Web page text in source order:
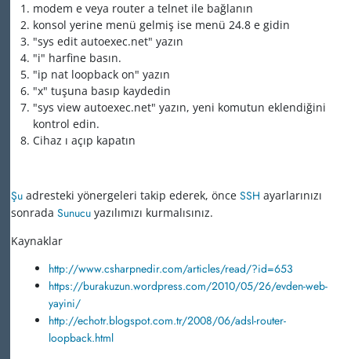
modem e veya router a telnet ile bağlanın
konsol yerine menü gelmiş ise menü 24.8 e gidin
"sys edit autoexec.net" yazın
"i" harfine basın.
"ip nat loopback on" yazın
"x" tuşuna basıp kaydedin
"sys view autoexec.net" yazın, yeni komutun eklendiğini
kontrol edin.
Cihaz ı açıp kapatın
Şu adresteki yönergeleri takip ederek, önce SSH ayarlarınızı
sonrada Sunucu yazılımızı kurmalısınız.
Kaynaklar
http://www.csharpnedir.com/articles/read/?id=653
https://burakuzun.wordpress.com/2010/05/26/evden-web-
yayini/
http://echotr.blogspot.com.tr/2008/06/adsl-router-
loopback.html